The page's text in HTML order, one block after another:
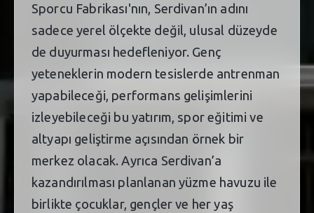
Sporcu Fabrikası'nın, Serdivan’ın adını
sadece yerel ölçekte değil, ulusal düzeyde
de duyurması hedefleniyor. Genç
yeteneklerin modern tesislerde antrenman
yapabileceği, performans gelişimlerini
izleyebileceği bu yatırım, spor eğitimi ve
altyapı geliştirme açısından örnek bir
merkez olacak. Ayrıca Serdivan’a
kazandırılması planlanan yüzme havuzu ile
birlikte çocuklar, gençler ve her yaş